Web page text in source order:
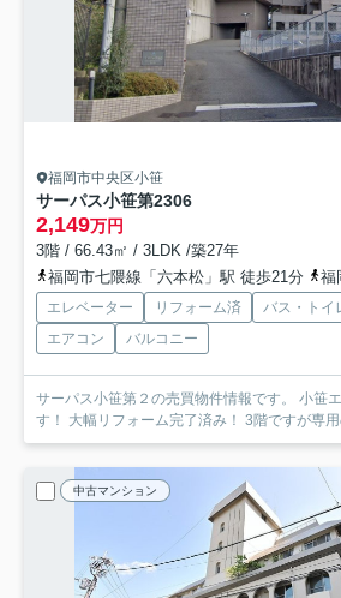
福岡市中央区小笹
サーパス小笹第2306
2,149万円
3階 / 66.43㎡ / 3LDK /築27年
福岡市七隈線「六本松」駅 徒歩21分
福
エレベーター リフォーム済 バス・トイ
エアコン
バルコニー
サーパス小笹第２の売買物件情報です。 小笹
す！ 大幅リフォーム完了済み！ 3階ですが専
中古マンション